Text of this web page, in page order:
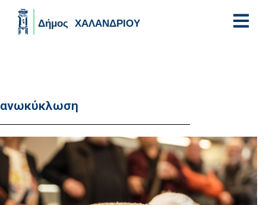
ανωκύκλωση